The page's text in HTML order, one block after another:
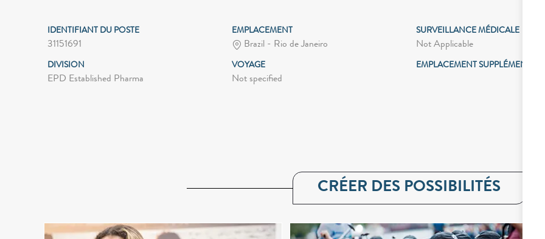
IDENTIFIANT DU POSTE
31151691
EMPLACEMENT
Brazil - Rio de Janeiro
SURVEILLANCE MÉDICALE
Not Applicable
DIVISION
EPD Established Pharma
VOYAGE
Not specified
EMPLACEMENT SUPPLÉMENTAIRE
CRÉER DES POSSIBILITÉS